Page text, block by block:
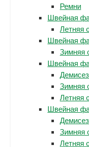
Ремни
Швейная
Летняя
Швейная
Зимняя
Швейная
Зимняя
Летняя
Швейная
Зимняя
Летняя